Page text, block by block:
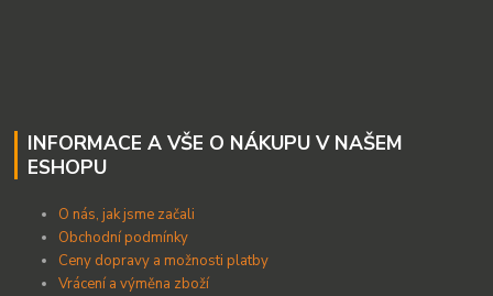
INFORMACE A VŠE O NÁKUPU V NAŠEM
ESHOPU
O nás, jak jsme začali
Obchodní podmínky
Ceny dopravy a možnosti platby
Vrácení a výměna zboží